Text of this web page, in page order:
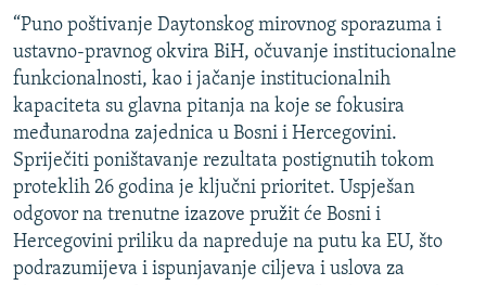
“Puno poštivanje Daytonskog mirovnog sporazuma i
ustavno-pravnog okvira BiH, očuvanje institucionalne
funkcionalnosti, kao i jačanje institucionalnih
kapaciteta su glavna pitanja na koje se fokusira
međunarodna zajednica u Bosni i Hercegovini.
Spriječiti poništavanje rezultata postignutih tokom
proteklih 26 godina je ključni prioritet. Uspješan
odgovor na trenutne izazove pružit će Bosni i
Hercegovini priliku da napreduje na putu ka EU, što
podrazumijeva i ispunjavanje ciljeva i uslova za